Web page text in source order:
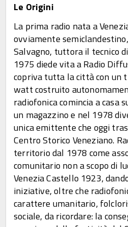
Le Origini
La prima radio nata a
ovviamente
Salvagno, tuttora il tecnico
1975 diede vita a Radio
copriva tutta la città con un
watt costruito
radiofonica comincia a casa
un magazzino e nel 1978
unica emittente che oggi
Centro Storico Veneziano.
territorio dal 1978 come
comunitario non a scopo di
Venezia Castello 1923,
iniziative, oltre che
carattere umanitario,
sociale, da ricordare: la